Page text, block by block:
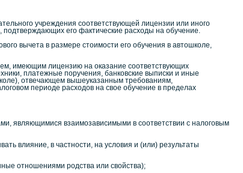
учреждения соответствующей лицензии или иного
его фактические расходы на обучение.
вычета в размере стоимости его обучения в автошколе,
имеющим лицензию на оказание соответствующих
платежные поручения, банковские выписки и иные
отвечающем вышеуказанным требованиям,
периоде расходов на свое обучение в пределах
являющимися взаимозависимыми в соответствии с налоговым
влияние, в частности, на условия и (или) результаты
отношениями родства или свойства);